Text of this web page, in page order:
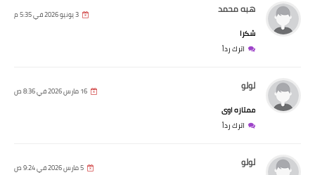
هبه محمد 3 يونيو 2026 في 5:35 م
شكرا
اترك رداً
لولو 16 مارس 2026 في 8:36 ص
ممتازه اوى
اترك رداً
لولو 5 مارس 2026 في 9:24 ص